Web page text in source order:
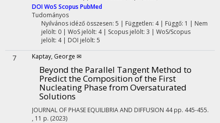
DOIWoS Scopus PubMed
Tudományos
Nyilvános idéző összesen: 5 | Független: 4 | Függő: 1 | Nem
jelölt: 0 | WoS jelölt: 4 | Scopus jelölt: 3 | WoS/Scopus
jelölt: 4 | DOI jelölt: 5
7 Kaptay, George ✉
Beyond the Parallel Tangent Method to
Predict the Composition of the First
Nucleating Phase from Oversaturated
Solutions
JOURNAL OF PHASE EQUILIBRIA AND DIFFUSION 44 pp. 445-455.
, 11 p. (2023)